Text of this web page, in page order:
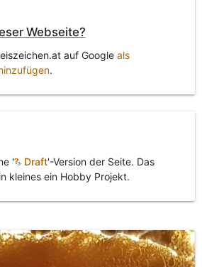
Webseite?
auf Google als
.
' Draft'-Version der Seite. Das
kleines ein Hobby Projekt.